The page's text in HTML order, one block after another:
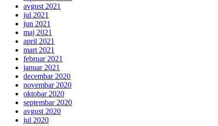
avgust 2021
jul 2021
jun 2021
maj 2021
april 2021
mart 2021
februar 2021
januar 2021
decembar 2020
novembar 2020
oktobar 2020
septembar 2020
avgust 2020
jul 2020